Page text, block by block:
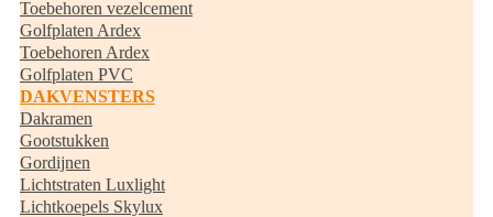
Toebehoren vezelcement
Golfplaten Ardex
Toebehoren Ardex
Golfplaten PVC
DAKVENSTERS
Dakramen
Gootstukken
Gordijnen
Lichtstraten Luxlight
Lichtkoepels Skylux